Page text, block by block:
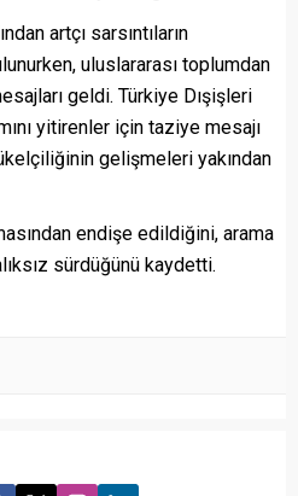
artçı sarsıntıların
uluslararası toplumdan
geldi. Türkiye Dışişleri
yitirenler için taziye mesajı
gelişmeleri yakından
endişe edildiğini, arama
sürdüğünü kaydetti.